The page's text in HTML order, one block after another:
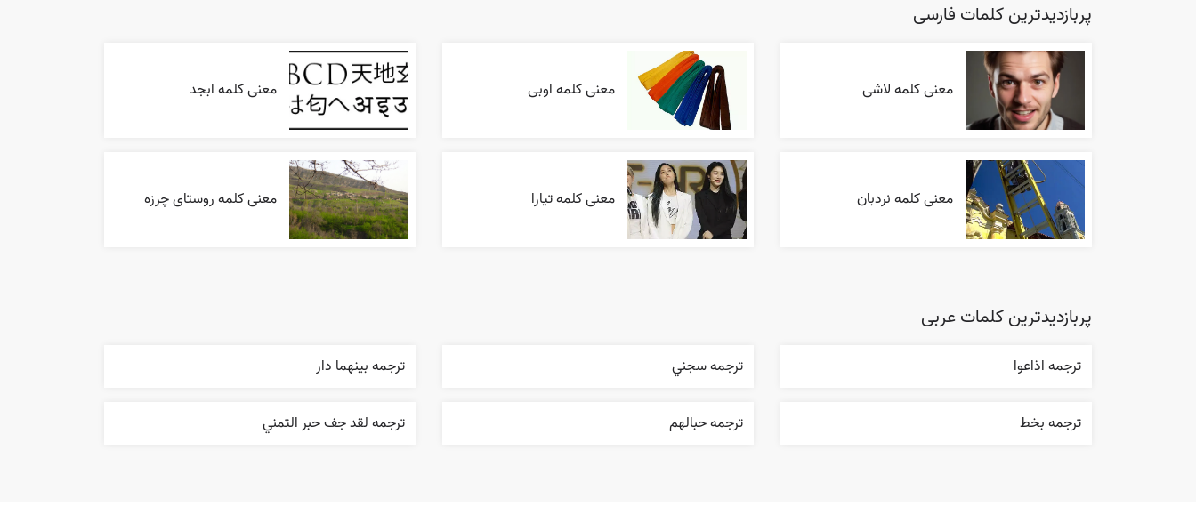
پربازدیدترین کلمات فارسی
معنی کلمه لاشی معنی کلمه اوبی معنی کلمه ابجد
معنی کلمه نردبان معنی کلمه تیارا معنی کلمه روستای چرزه
پربازدیدترین کلمات عربی
ترجمه اذاعوا ترجمه سجني ترجمه بينهما دار
ترجمه بخط ترجمه حبالهم ترجمه لقد جف حبر التمني